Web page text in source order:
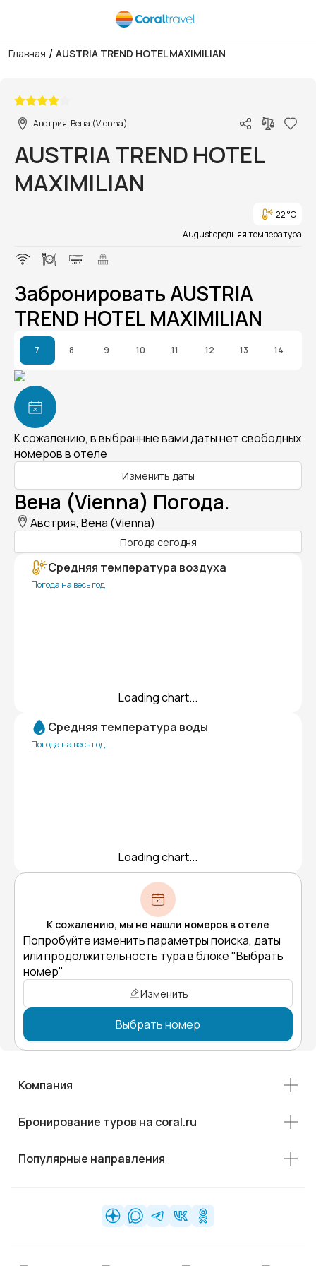
Главная / AUSTRIA TREND HOTEL MAXIMILIAN
Австрия, Вена (Vienna)
AUSTRIA TREND HOTEL
MAXIMILIAN
22 °C
August средняя температура
Забронировать AUSTRIA
TREND HOTEL MAXIMILIAN
7 8 9 10 11 12 13 14
К сожалению, в выбранные вами даты нет свободных
номеров в отеле
Изменить даты
Вена (Vienna) Погода.
Австрия, Вена (Vienna)
Погода сегодня
Средняя температура воздуха
Погода на весь год
Loading chart...
Средняя температура воды
Погода на весь год
Loading chart...
К сожалению, мы не нашли номеров в отеле
Попробуйте изменить параметры поиска, даты
или продолжительность тура в блоке "Выбрать
номер"
Изменить
Выбрать номер
Компания
Бронирование туров на coral.ru
Популярные направления